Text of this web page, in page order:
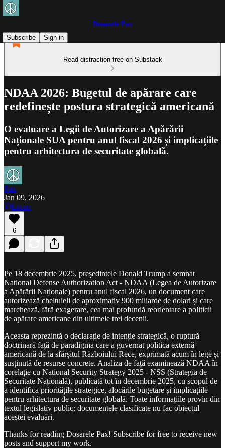
Dosarele Pax
Subscribe
Sign in
Read distraction-free on Substack
NDAA 2026: Bugetul de apărare care
redefinește postura strategică americană
O evaluare a Legii de Autorizare a Apărării
Naționale SUA pentru anul fiscal 2026 și implicațiile
pentru arhitectura de securitate globală.
Pax
Jan 09, 2026
Listen
6
Pe 18 decembrie 2025, președintele Donald Trump a semnat
National Defense Authorization Act - NDAA (Legea de Autorizare
a Apărării Naționale) pentru anul fiscal 2026, un document care
autorizează cheltuieli de aproximativ 900 miliarde de dolari și care
marchează, fără exagerare, cea mai profundă reorientare a politicii
de apărare americane din ultimele trei decenii.
Aceasta reprezintă o declarație de intenție strategică, o ruptură
doctrinară față de paradigma care a guvernat politica externă
americană de la sfârșitul Războiului Rece, exprimată acum în lege și
susținută de resurse concrete. Analiza de față examinează NDAA în
corelație cu National Security Strategy 2025 - NSS (Strategia de
Securitate Națională), publicată tot în decembrie 2025, cu scopul de
a identifica prioritățile strategice, alocările bugetare și implicațiile
pentru arhitectura de securitate globală. Toate informațiile provin din
textul legislativ public; documentele clasificate nu fac obiectul
acestei evaluări.
Thanks for reading Dosarele Pax! Subscribe for free to receive new
posts and support my work.